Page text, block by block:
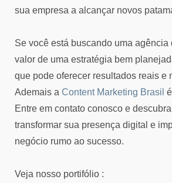
sua empresa a alcançar novos
Se você está buscando uma agência
valor de uma estratégia bem
que pode oferecer resultados reais e
Ademais a Content Marketing Brasil
Entre em contato conosco e
transformar sua presença digital e
negócio rumo ao sucesso.
Veja nosso portifólio :